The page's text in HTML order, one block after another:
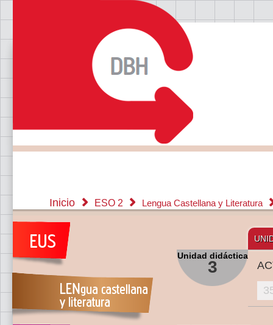
Inicio ESO 2 Lengua Castellana y Literatura
Unidad didáctica
3